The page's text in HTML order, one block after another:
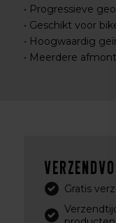
• Progressieve
• Geschikt voor
• Hoogwaardig
• Meerdere
Gratis